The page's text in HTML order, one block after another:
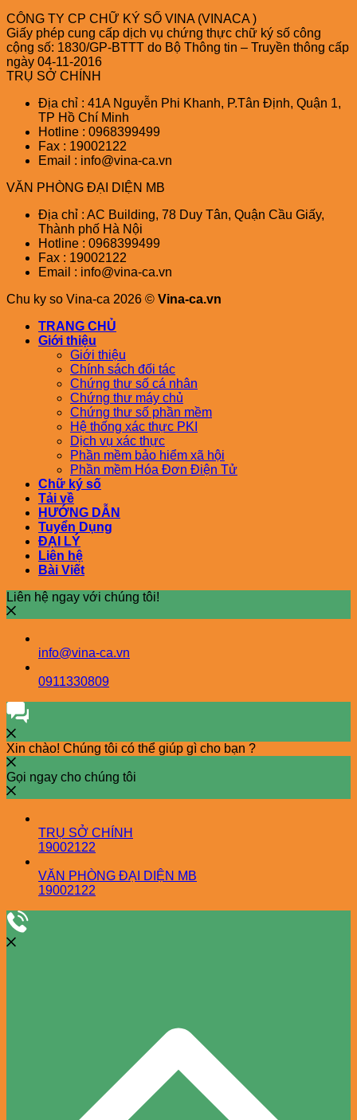
CÔNG TY CP CHỮ KÝ SỐ VINA (VINACA )
Giấy phép cung cấp dịch vụ chứng thực chữ ký số công
cộng số: 1830/GP-BTTT do Bộ Thông tin – Truyền thông cấp
ngày 04-11-2016
TRỤ SỞ CHÍNH
Địa chỉ : 41A Nguyễn Phi Khanh, P.Tân Định, Quận 1,
TP Hồ Chí Minh
Hotline : 0968399499
Fax : 19002122
Email : info@vina-ca.vn
VĂN PHÒNG ĐẠI DIỆN MB
Địa chỉ : AC Building, 78 Duy Tân, Quận Cầu Giấy,
Thành phố Hà Nội
Hotline : 0968399499
Fax : 19002122
Email : info@vina-ca.vn
Chu ky so Vina-ca 2026 © Vina-ca.vn
TRANG CHỦ
Giới thiệu
Giới thiệu
Chính sách đối tác
Chứng thư số cá nhân
Chứng thư máy chủ
Chứng thư số phần mềm
Hệ thống xác thực PKI
Dịch vụ xác thực
Phần mềm bảo hiểm xã hội
Phần mềm Hóa Đơn Điện Tử
Chữ ký số
Tải về
HƯỚNG DẪN
Tuyển Dụng
ĐẠI LÝ
Liên hệ
Bài Viết
Liên hệ ngay với chúng tôi!
info@vina-ca.vn
0911330809
Xin chào! Chúng tôi có thể giúp gì cho bạn ?
Gọi ngay cho chúng tôi
TRỤ SỞ CHÍNH
19002122
VĂN PHÒNG ĐẠI DIỆN MB
19002122